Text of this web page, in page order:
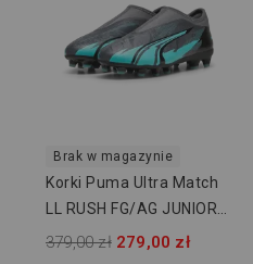
Brak w magazynie
Korki Puma Ultra Match
LL RUSH FG/AG JUNIOR
107832 01
379,00 zł 279,00 zł